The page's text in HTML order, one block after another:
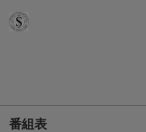
番組表